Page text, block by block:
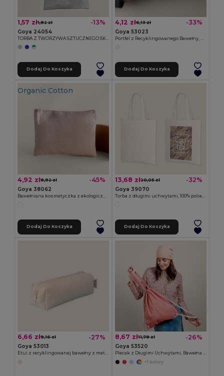
1,57 zł1,82 zł -13%
Goya 24054
Dodaj Do Koszyka
4,12 zł6,13 zł -33%
Goya 53023
Dodaj Do Koszyka
Organic Cotton
4,92 zł8,92 zł -45%
Goya 38062
Dodaj Do Koszyka
13,68 zł20,05 zł -32%
Goya 39070
Dodaj Do Koszyka
6,66 zł9,16 zł -27%
Goya 53013
Etui z recyklingowanej bawełny z metalowym suwakiem ELEMENTARY
8,67 zł11,78 zł -26%
Goya 53520
Plecak z Długimi Uchwytami, Bawełna Fairtrade MOOR
+1 kolory